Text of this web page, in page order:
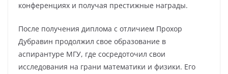
конференциях и получая престижные награды.
После получения диплома с отличием Прохор
Дубравин продолжил свое образование в
аспирантуре МГУ, где сосредоточил свои
исследования на грани математики и физики. Его